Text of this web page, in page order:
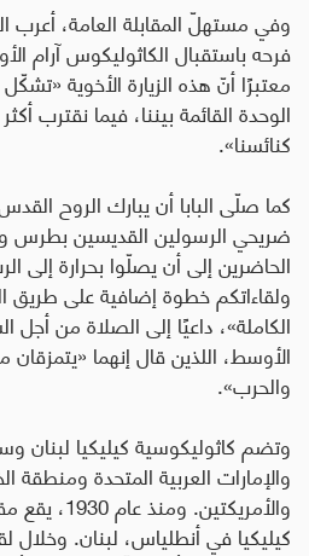
وفي مستهلّ المقابلة العامة، أعرب
فرحه باستقبال الكاثوليكوس آرام
معتبرًا أنّ هذه الزيارة الأخوية
الوحدة القائمة بيننا، فيما نقترب
كنائسنا».
كما صلّى البابا أن يبارك الروح
ضريحي الرسولين القديسين بطرس
الحاضرين إلى أن يصلّوا بحرارة إلى
ولقاءاتكم خطوة إضافية على طريق
الكاملة»، داعيًا إلى الصلاة من
الأوسط، اللذين قال إنهما
والحرب».
وتضم كاثوليكوسية كيليكيا لبنان
والإمارات العربية المتحدة ومنطقة
والأمريكتين.
كيليكيا في أنطلياس، لبنان. وخلال